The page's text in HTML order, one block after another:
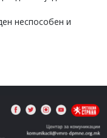
неспособен и